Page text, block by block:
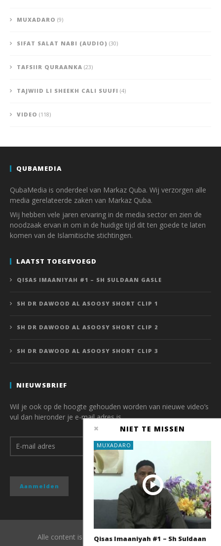
MUXADARO (9)
SIFAT SALAT NABI (AUDIO) (30)
TAFSIIR QURAANKA (23)
TAJWIID LI SHEEKH CALI SUUFI (4)
VIDEO (118)
QUBAMEDIA
QubaMedia is onderdeel van Markaz Quba. Wij verzorgen alle
media gerelateerde zaken van Markaz Quba.
Wij hebben vele jaren ervaring in de media sector en zien de
noodzaak ervan in om in de huidige tijd dit ten goede te laten
komen van de Islamitische stichtingen.
LAATST TOEGEVOEGD
QISAS IMAANIYAH #1 – SH SULDAAN GASLE
SH DR DAWOOD AL ASOOSY SHORT CLIP 1
SH DR DAWOOD AL ASOOSY SHORT CLIP 2
SH DR DAWOOD AL ASOOSY SHORT CLIP 3
NIEUWSBRIEF
Wil je ook op de hoogte gehouden worden van nieuwe video’s
vul dan hieronder je e-mail adres is.
NIET TE MISSEN
MUXADARO
Qisas Imaaniyah #1 – Sh Suldaan
Alle content is copyright van QubaMedia 2017